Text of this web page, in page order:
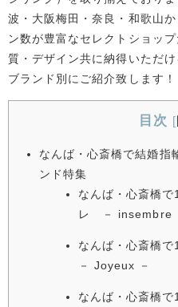
波・大阪梅田・奈良・和歌山
ン数が豊富なセレクトショッ
質・デザイン共に納得いただ
ブランド別にご紹介致します！
目次 [
なんば・心斎橋で結婚指
ンド特集
なんば・心斎橋
レ － insembre
なんば・心斎橋
－ Joyeux －
なんば・心斎橋